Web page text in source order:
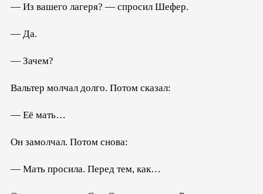
— Из вашего лагеря? — спросил Шефер.
— Да.
— Зачем?
Вальтер молчал долго. Потом сказал:
— Её мать…
Он замолчал. Потом снова:
— Мать просила. Перед тем, как…